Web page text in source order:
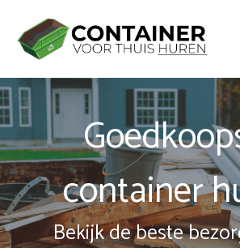
naar
inhoud
container
Bekijk de beste